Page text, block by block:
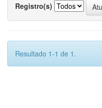
Registro(s)
Resultado 1-1 de 1.